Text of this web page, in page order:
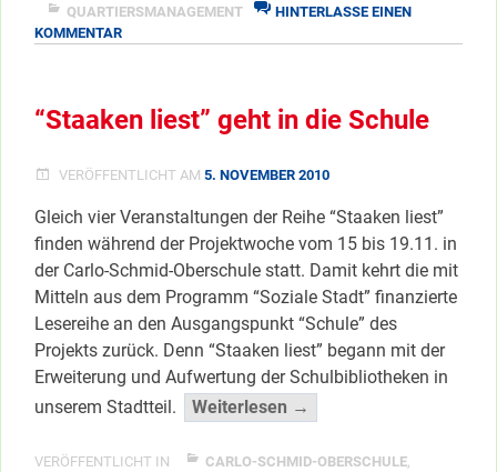
sondern
in
investieren””
QUARTIERSMANAGEMENT
HINTERLASSE EINEN
KOMMENTARZU
SONDERN
MENSCHEN
“Staaken liest” geht in die Schule
VERÖFFENTLICHT AM 5. NOVEMBER 2010
Gleich vier Veranstaltungen der Reihe “Staaken liest”
finden während der Projektwoche vom 15 bis 19.11. in
der Carlo-Schmid-Oberschule statt. Damit kehrt die mit
Mitteln aus dem Programm “Soziale Stadt” finanzierte
Lesereihe an den Ausgangspunkt “Schule” des
Projekts zurück. Denn “Staaken liest” begann mit der
Erweiterung und Aufwertung der Schulbibliotheken in
unserem Stadtteil.
Weiterlesen →
geht
VERÖFFENTLICHT IN CARLO-SCHMID-OBERSCHULE,